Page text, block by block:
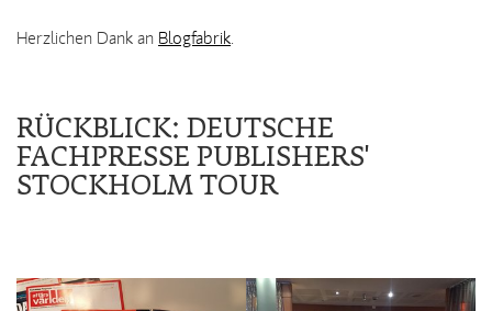
Herzlichen Dank an Blogfabrik.
RÜCKBLICK: DEUTSCHE
FACHPRESSE PUBLISHERS'
STOCKHOLM TOUR